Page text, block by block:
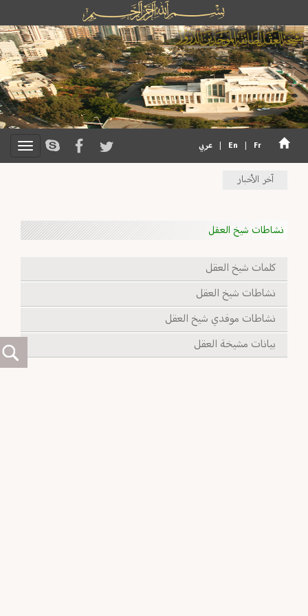
En Fr عربي
آخر الأخبار
نشاطات شيخ العقل
كلمات شيخ العقل
نشاطات شيخ العقل
نشاطات موفدي شيخ العقل
بيانات مشيخة العقل